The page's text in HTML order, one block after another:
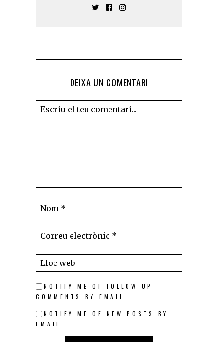
DEIXA UN COMENTARI
NOTIFY ME OF FOLLOW-UP
COMMENTS BY EMAIL.
NOTIFY ME OF NEW POSTS BY
EMAIL.